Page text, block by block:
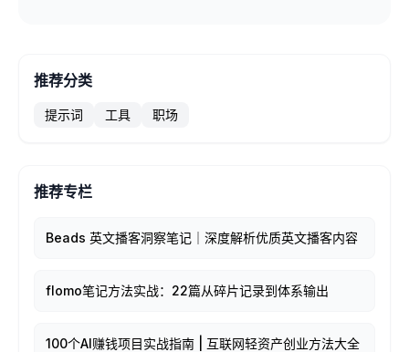
推荐分类
提示词 工具 职场
推荐专栏
Beads 英文播客洞察笔记｜深度解析优质英文播客内容
flomo笔记方法实战：22篇从碎片记录到体系输出
100个AI赚钱项目实战指南 | 互联网轻资产创业方法大全